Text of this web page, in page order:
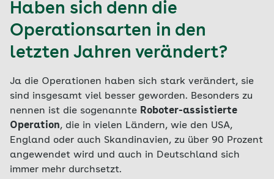
Haben sich denn die
Operationsarten in den
letzten Jahren verändert?
Ja die Operationen haben sich stark verändert, sie
sind insgesamt viel besser geworden. Besonders zu
nennen ist die sogenannte Roboter-assistierte
Operation, die in vielen Ländern, wie den USA,
England oder auch Skandinavien, zu über 90 Prozent
angewendet wird und auch in Deutschland sich
immer mehr durchsetzt.